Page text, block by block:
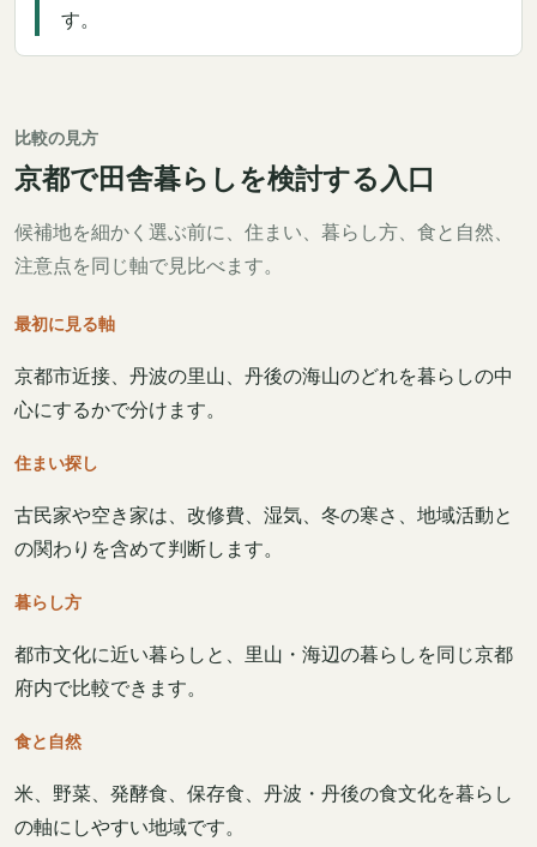
す。
比較の見方
京都で田舎暮らしを検討する入口
候補地を細かく選ぶ前に、住まい、暮らし方、食と自然、
注意点を同じ軸で見比べます。
最初に見る軸
京都市近接、丹波の里山、丹後の海山のどれを暮らしの中
心にするかで分けます。
住まい探し
古民家や空き家は、改修費、湿気、冬の寒さ、地域活動と
の関わりを含めて判断します。
暮らし方
都市文化に近い暮らしと、里山・海辺の暮らしを同じ京都
府内で比較できます。
食と自然
米、野菜、発酵食、保存食、丹波・丹後の食文化を暮らし
の軸にしやすい地域です。